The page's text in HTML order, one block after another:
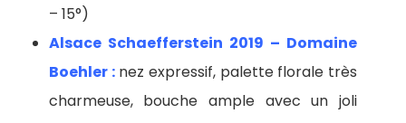
– 15°)
Alsace Schaefferstein 2019 – Domaine
Boehler :nez expressif, palette florale très
charmeuse, bouche ample avec un joli